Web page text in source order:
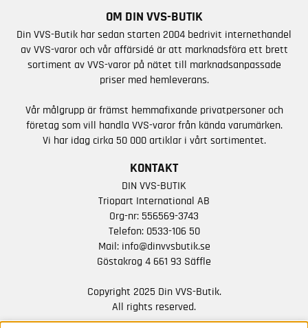
OM DIN VVS-BUTIK
Din VVS-Butik har sedan starten 2004 bedrivit internethandel
av VVS-varor och vår affärsidé är att marknadsföra ett brett
sortiment av VVS-varor på nätet till marknadsanpassade
priser med hemleverans.
Vår målgrupp är främst hemmafixande privatpersoner och
företag som vill handla VVS-varor från kända varumärken.
Vi har idag cirka 50 000 artiklar i vårt sortimentet.
KONTAKT
DIN VVS-BUTIK
Triopart International AB
Org-nr: 556569-3743
Telefon: 0533-106 50
Mail: info@dinvvsbutik.se
Göstakrog 4 661 93 Säffle
Copyright 2025 Din VVS-Butik.
All rights reserved.